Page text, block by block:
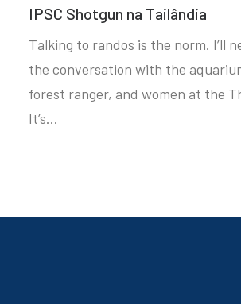
IPSC Shotgun na Tailândia
Talking to randos is the norm. I’ll
the conversation with the
forest ranger, and women at the
It’s…